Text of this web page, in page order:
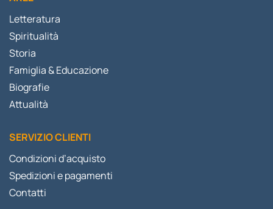
Letteratura
Spiritualità
Storia
Famiglia & Educazione
Biografie
Attualità
SERVIZIO CLIENTI
Condizioni d’acquisto
Spedizioni e pagamenti
Contatti